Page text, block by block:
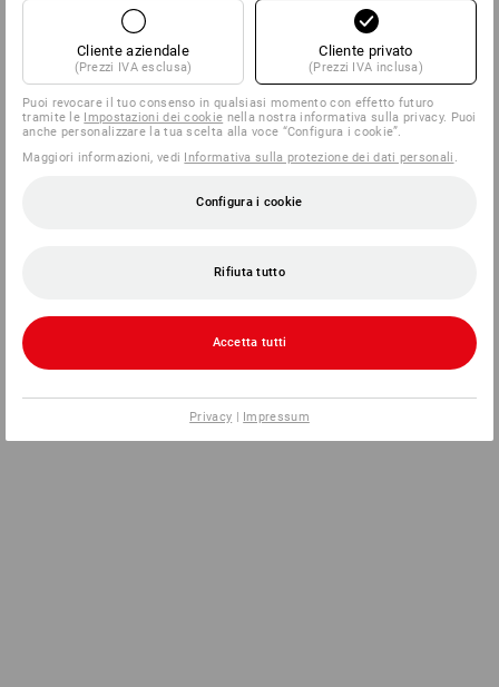
Cliente aziendale
(Prezzi IVA esclusa)
Cliente privato
(Prezzi IVA inclusa)
Puoi revocare il tuo consenso in qualsiasi momento con effetto futuro
tramite le Impostazioni dei cookie nella nostra informativa sulla privacy. Puoi
anche personalizzare la tua scelta alla voce “Configura i cookie”.
Maggiori informazioni, vedi Informativa sulla protezione dei dati personali
Configura i cookie
Rifiuta tutto
Accetta tutti
Privacy | Impressum